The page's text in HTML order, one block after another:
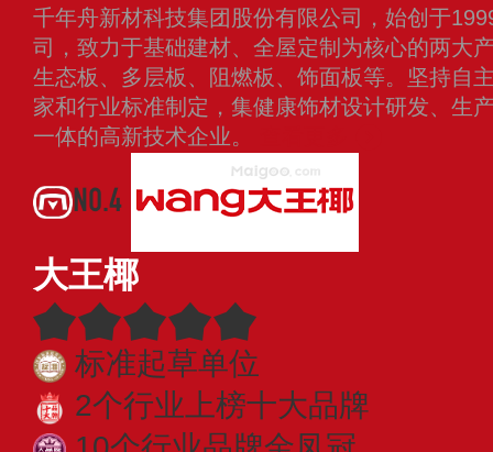
千年舟新材科技集团股份有限公司，始创于
司，致力于基础建材、全屋定制为核心的两大
生态板、多层板、阻燃板、饰面板等。坚持自
家和行业标准制定，集健康饰材设计研发、生
一体的高新技术企业。
NO.4
大王椰
标准起草单位
2个行业上榜十大品牌